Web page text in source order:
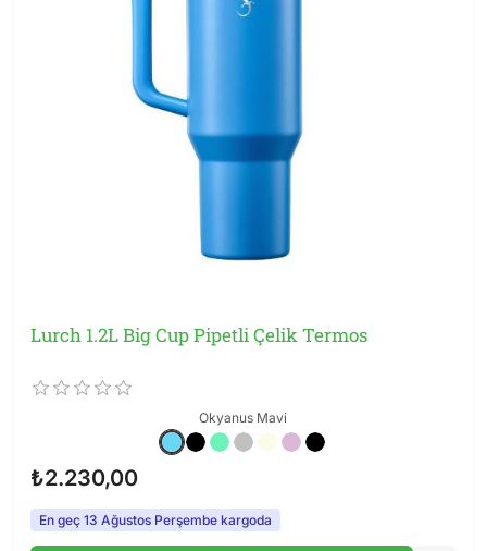
Lurch 1.2L Big Cup Pipetli Çelik Termos
Okyanus Mavi
₺2.230,00
En geç 13 Ağustos Perşembe kargoda